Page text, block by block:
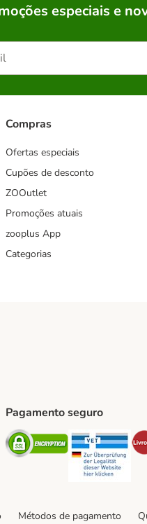
especiais e
Compras
Ofertas especiais
Cupões de desconto
ZOOutlet
Promoções atuais
zooplus App
Categorias
Pagamento seguro
Security
Métodos de pagamento